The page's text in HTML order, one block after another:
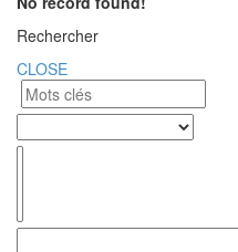
Rechercher
CLOSE